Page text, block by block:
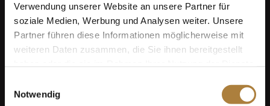
Verwendung unserer Website an unsere Partner für
soziale Medien, Werbung und Analysen weiter. Unsere
Partner führen diese Informationen möglicherweise mit
weiteren Daten zusammen, die Sie ihnen bereitgestellt
Notwendig